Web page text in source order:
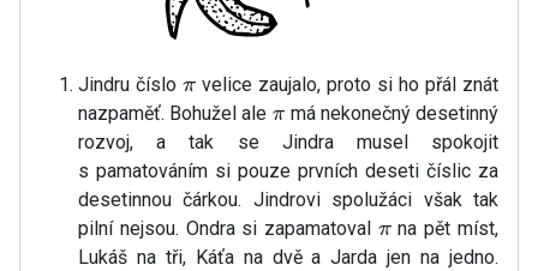
Jindru čísloπvelice zaujalo, proto si ho přál znát
nazpaměť. Bohužel ale π má nekonečný desetinný
rozvoj, a tak se Jindra musel spokojit
s pamatováním si pouze prvních deseti číslic za
desetinnou čárkou. Jindrovi spolužáci však tak
pilní nejsou. Ondra si zapamatoval πna pět míst,
Lukáš na tři, Káťa na dvě a Jarda jen na jedno.